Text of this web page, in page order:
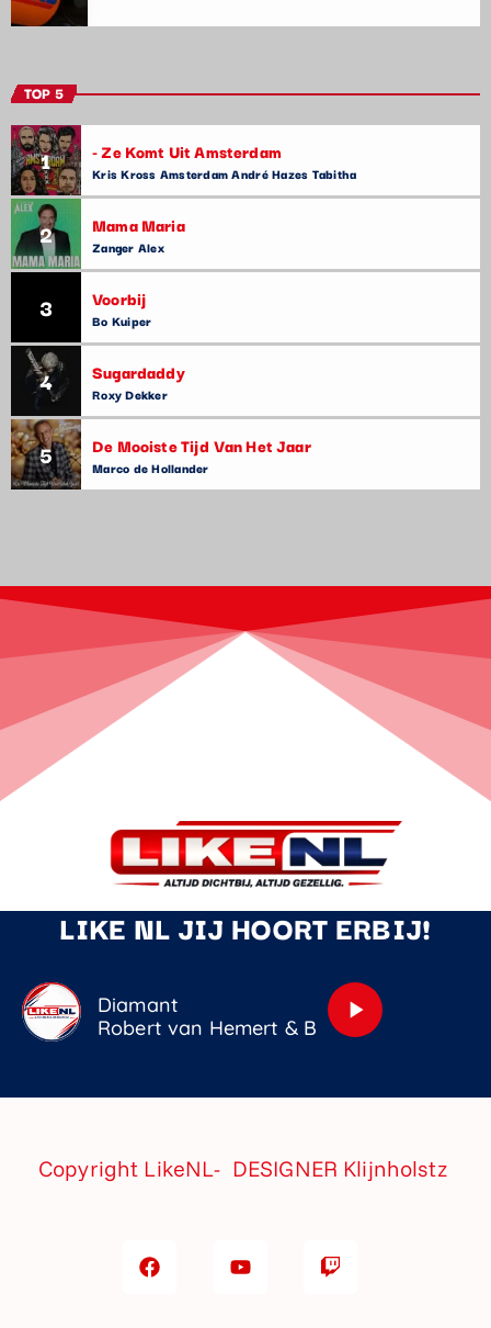
TOP 5
1 - Ze Komt Uit Amsterdam
Kris Kross Amsterdam André Hazes Tabitha
2 Mama Maria
Zanger Alex
3 Voorbij
Bo Kuiper
4 Sugardaddy
Roxy Dekker
5 De Mooiste Tijd Van Het Jaar
Marco de Hollander
LIKE NL JIJ HOORT ERBIJ!
Diamant
Robert van Hemert & Bilal Wahib
play_arrow
Copyright LikeNL- DESIGNER Klijnholstz